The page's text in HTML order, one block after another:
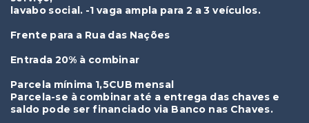
lavabo social. -1 vaga ampla para 2 a 3 veículos.
Frente para a Rua das Nações
Entrada 20% à combinar
Parcela mínima 1,5CUB mensal
Parcela-se à combinar até a entrega das chaves e
saldo pode ser financiado via Banco nas Chaves.